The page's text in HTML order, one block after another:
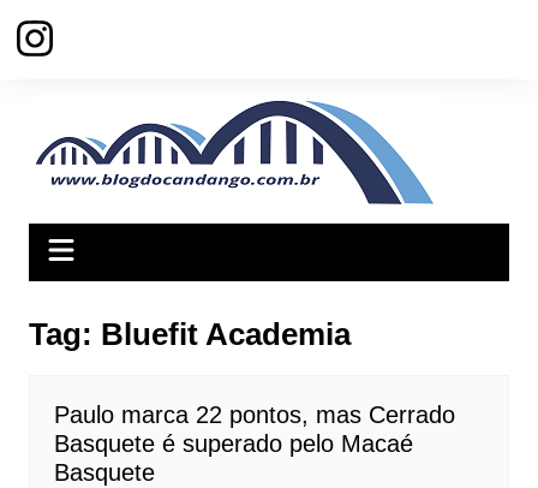
para
Tag: Bluefit Academia
Paulo marca 22 pontos, mas Cerrado
Basquete é superado pelo Macaé
Basquete